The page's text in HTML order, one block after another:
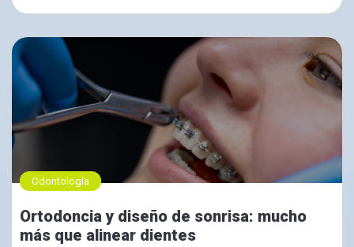
Odontología
Ortodoncia y diseño de sonrisa: mucho
más que alinear dientes